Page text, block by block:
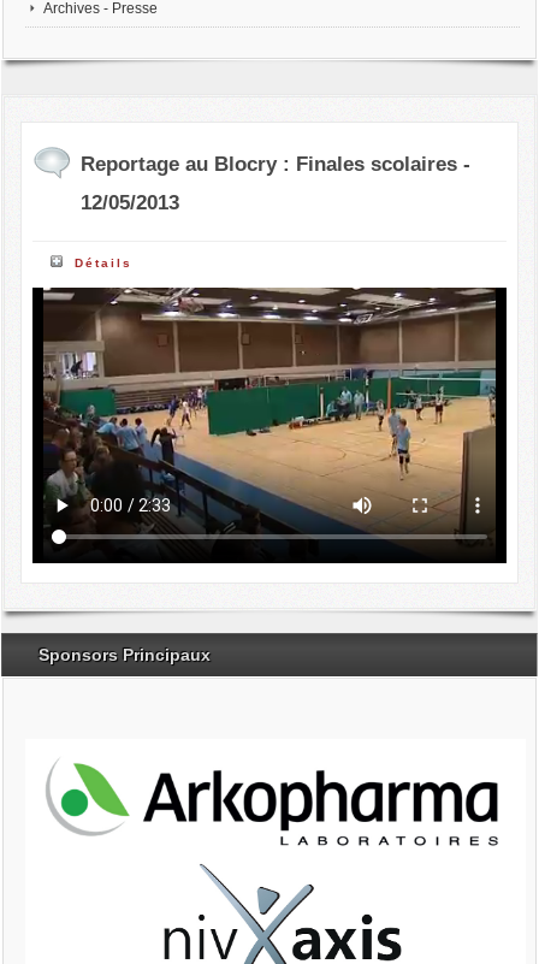
Archives - Presse
Reportage au Blocry : Finales scolaires -
12/05/2013
Détails
Sponsors Principaux